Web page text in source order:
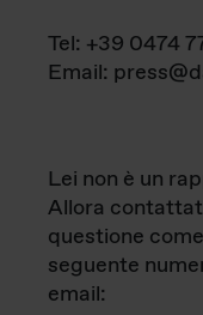
Tel: +39 0474
Email:
Lei non è un
Allora
questione
seguente
email: